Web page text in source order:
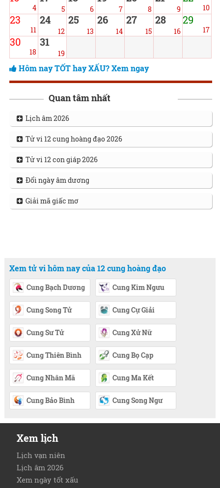
4 5 6 7 8 9 10
23
11
24
12
25
13
26
14
27
15
28
16
29
17
30
18
31
19
Hôm nay TỐT hay XẤU? Xem ngay
Quan tâm nhất
Lịch âm 2026
Tử vi 12 cung hoàng đạo 2026
Tử vi 12 con giáp 2026
Đổi ngày âm dương
Giải mã giấc mơ
Xem tử vi hôm nay của 12 cung hoàng đạo
Cung Bạch Dương Cung Kim Ngưu
Cung Song Tử Cung Cự Giải
Cung Sư Tử Cung Xử Nữ
Cung Thiên Bình Cung Bọ Cạp
Cung Nhân Mã Cung Ma Kết
Cung Bảo Bình Cung Song Ngư
Xem lịch
Lịch vạn niên
Lịch âm 2026
Xem ngày tốt xấu